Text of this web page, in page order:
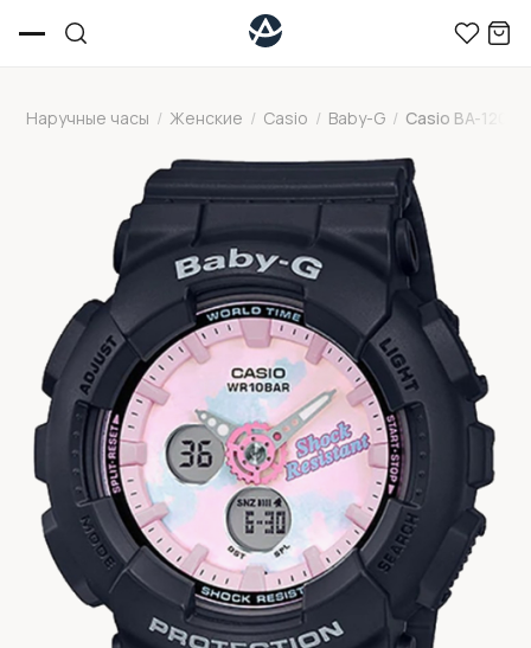
Наручные часы / Женские / Casio / Baby-G / Casio BA-120T-